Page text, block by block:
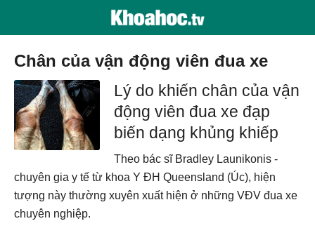
chân của vận động viên đua xe
Lý do khiến chân của vận
động viên đua xe đạp
biến dạng khủng khiếp
Theo bác sĩ Bradley Launikonis -
chuyên gia y tế từ khoa Y ĐH Queensland (Úc), hiện
tượng này thường xuyên xuất hiện ở những VĐV đua xe
chuyên nghiệp.